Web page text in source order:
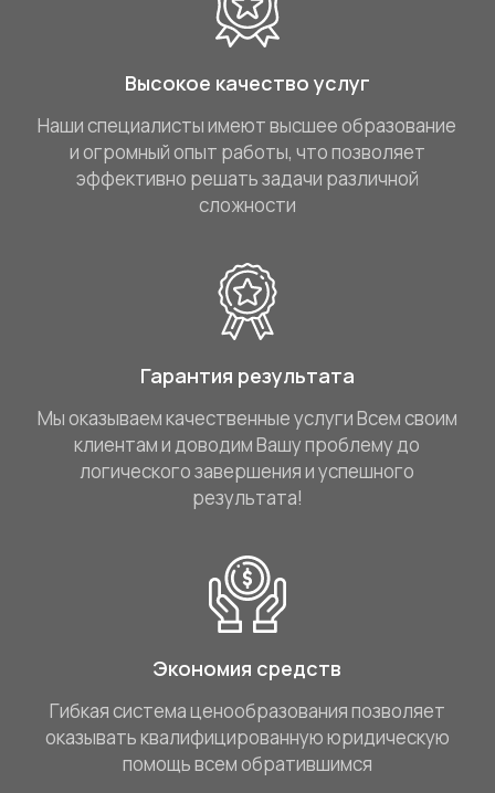
Высокое качество услуг
Наши специалисты имеют высшее образование
и огромный опыт работы, что позволяет
эффективно решать задачи различной
сложности
Гарантия результата
Мы оказываем качественные услуги Всем своим
клиентам и доводим Вашу проблему до
логического завершения и успешного
результата!
Экономия средств
Гибкая система ценообразования позволяет
оказывать квалифицированную юридическую
помощь всем обратившимся